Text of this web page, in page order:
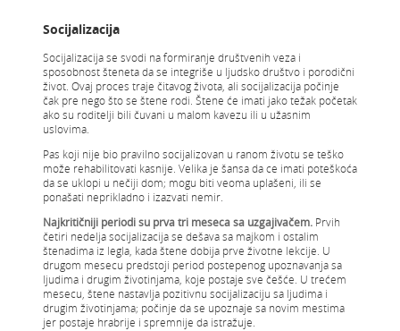
Socijalizacija
Socijalizacija se svodi na formiranje društvenih veza i
sposobnost šteneta da se integriše u ljudsko društvo i porodični
život. Ovaj proces traje čitavog života, ali socijalizacija počinje
čak pre nego što se štene rodi. Štene će imati jako težak početak
ako su roditelji bili čuvani u malom kavezu ili u užasnim
uslovima.
Pas koji nije bio pravilno socijalizovan u ranom životu se teško
može rehabilitovati kasnije. Velika je šansa da ce imati poteškoća
da se uklopi u nečiji dom; mogu biti veoma uplašeni, ili se
ponašati neprikladno i izazvati nemir.
Najkritičniji periodi su prva tri meseca sa uzgajivačem. Prvih
četiri nedelja socijalizacija se dešava sa majkom i ostalim
štenadima iz legla, kada štene dobija prve životne lekcije. U
drugom mesecu predstoji period postepenog upoznavanja sa
ljudima i drugim životinjama, koje postaje sve češće. U trećem
mesecu, štene nastavlja pozitivnu socijalizaciju sa ljudima i
drugim životinjama; počinje da se upoznaje sa novim mestima
jer postaje hrabrije i spremnije da istražuje.